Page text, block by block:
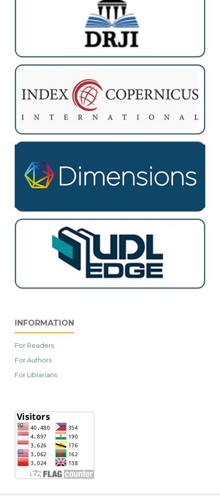
INFORMATION
For Readers
For Authors
For Librarians